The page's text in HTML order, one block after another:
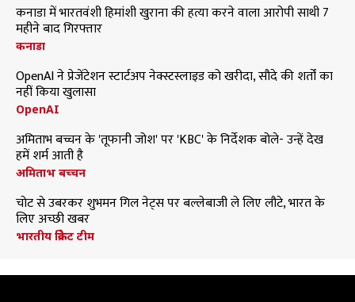
कनाडा में भारतवंशी हिमांशी खुराना की हत्या करने वाला आरोपी साथी 7
महीने बाद गिरफ्तार
कनाडा
OpenAI ने प्रेजेंटेशन स्टार्टअप नेक्स्टस्लाइड को खरीदा, सौदे की शर्तों का
नहीं किया खुलासा
OpenAI
अमिताभ बच्चन के 'तूफानी जोश' पर 'KBC' के निर्देशक बोले- उन्हें देख
हमें शर्म आती है
अमिताभ बच्चन
चोट से उबरकर शुभमन गिल नेट्स पर बल्लेबाजी ले लिए लौटे, भारत के
लिए अच्छी खबर
भारतीय क्रिकेट टीम